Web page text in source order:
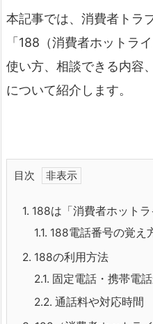
本記事では、消費者トラ
「188（消費者ホットラ
使い方、相談できる内容
について紹介します。
目次
1. 188は「消費者ホットラ
1.1. 188電話番号の覚え
2. 188の利用方法
2.1. 固定電話・携帯電
2.2. 通話料や対応時間